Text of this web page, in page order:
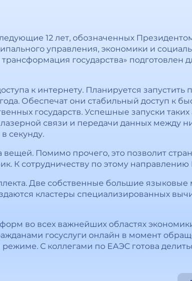
12 лет, обозначенных
управления, экономики и
государства» подготовлен
к интернету. Планируется запустить
Обеспечат они стабильный доступ к
государств. Успешные запуски
связи и передачи данных между
секунду.
Помимо прочего, это позволит
К сотрудничеству по этому направлению
Две собственные большие
кластеры специализированных
во всех важнейших областях
госуслуги онлайн в момент
С коллегами по ЕАЭС готова